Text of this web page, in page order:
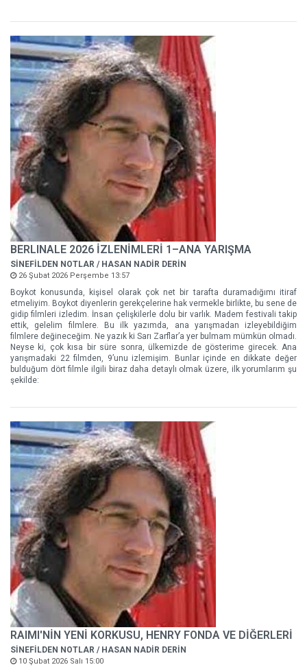
BERLINALE 2026 İZLENİMLERİ 1–ANA YARIŞMA
SİNEFİLDEN NOTLAR / HASAN NADİR DERİN
26 Şubat 2026 Perşembe 13:57
Boykot konusunda, kişisel olarak çok net bir tarafta duramadığımı itiraf
etmeliyim. Boykot diyenlerin gerekçelerine hak vermekle birlikte, bu sene de
gidip filmleri izledim. İnsan çelişkilerle dolu bir varlık. Madem festivali takip
ettik, gelelim filmlere. Bu ilk yazımda, ana yarışmadan izleyebildiğim
filmlere değineceğim. Ne yazık ki Sarı Zarflar’a yer bulmam mümkün olmadı.
Neyse ki, çok kısa bir süre sonra, ülkemizde de gösterime girecek. Ana
yarışmadaki 22 filmden, 9’unu izlemişim. Bunlar içinde en dikkate değer
bulduğum dört filmle ilgili biraz daha detaylı olmak üzere, ilk yorumlarım şu
şekilde:
RAIMI'NİN YENİ KORKUSU, HENRY FONDA VE DİĞERLERİ
SİNEFİLDEN NOTLAR / HASAN NADİR DERİN
10 Şubat 2026 Salı 15:00